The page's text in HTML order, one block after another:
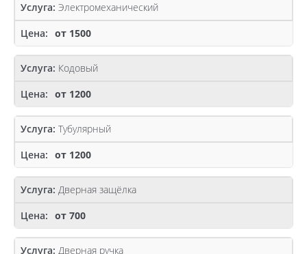
Электромеханический
от 1500
Кодовый
от 1200
Тубулярный
от 1200
Дверная защёлка
от 700
Дверная ручка